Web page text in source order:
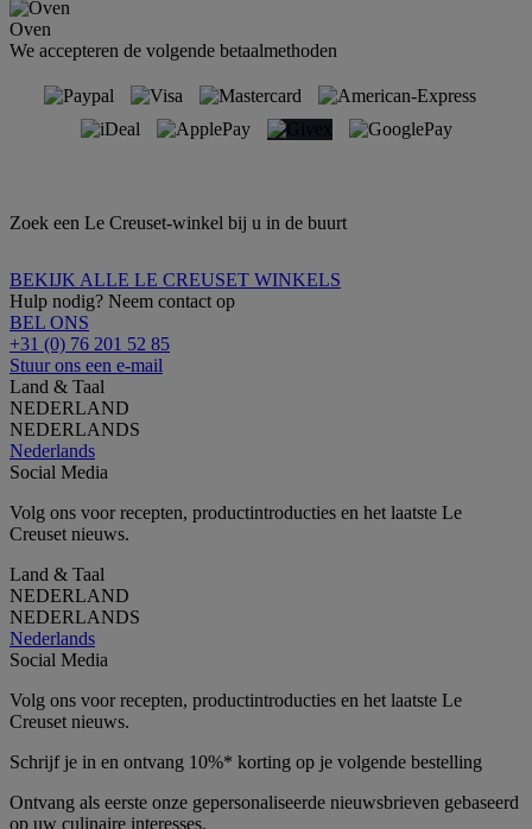
Oven
We accepteren de volgende betaalmethoden
Zoek een Le Creuset-winkel bij u in de buurt
BEKIJK ALLE LE CREUSET WINKELS
Hulp nodig? Neem contact op
BEL ONS
+31 (0) 76 201 52 85
Stuur ons een e-mail
Land & Taal
NEDERLAND
NEDERLANDS
Nederlands
Social Media
Volg ons voor recepten, productintroducties en het laatste Le
Creuset nieuws.
Land & Taal
NEDERLAND
NEDERLANDS
Nederlands
Social Media
Volg ons voor recepten, productintroducties en het laatste Le
Creuset nieuws.
Schrijf je in en ontvang 10%* korting op je volgende bestelling
Ontvang als eerste onze gepersonaliseerde nieuwsbrieven gebaseerd
op uw culinaire interesses.